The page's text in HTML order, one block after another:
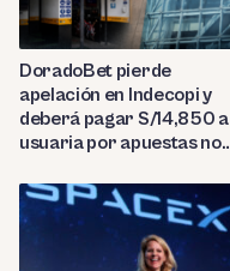
DoradoBet pierde
apelación en Indecopi y
deberá pagar S/14,850 a
usuaria por apuestas no